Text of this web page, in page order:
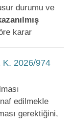
durumu ve
karar
K. 2026/974
edilmekle
gerektiğini,